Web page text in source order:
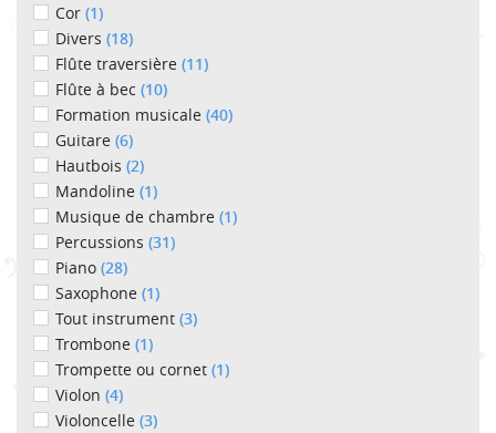
Cor (1)
Divers (18)
Flûte traversière (11)
Flûte à bec (10)
Formation musicale (40)
Guitare (6)
Hautbois (2)
Mandoline (1)
Musique de chambre (1)
Percussions (31)
Piano (28)
Saxophone (1)
Tout instrument (3)
Trombone (1)
Trompette ou cornet (1)
Violon (4)
Violoncelle (3)